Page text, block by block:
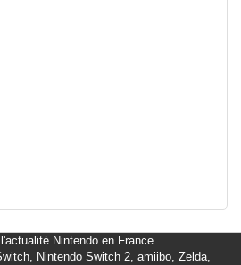
Nintendo en France
Nintendo Switch 2, amiibo, Zelda,